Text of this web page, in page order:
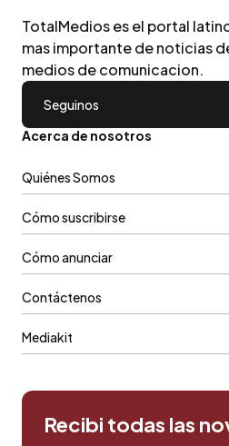
TotalMedios es el portal
mas importante de noticias
medios de comunicacion.
Seguinos
Acerca de nosotros
Quiénes Somos
Cómo suscribirse
Cómo anunciar
Contáctenos
Mediakit
Recibi todas las